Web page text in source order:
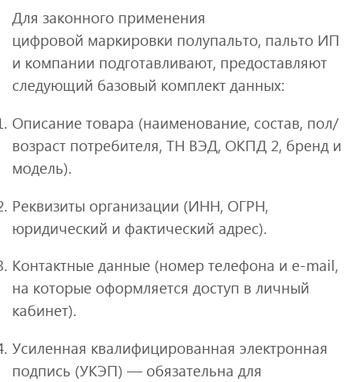
Для законного применения
цифровой маркировки полупальто, пальто ИП
и компании подготавливают, предоставляют
следующий базовый комплект данных:
Описание товара (наименование, состав, пол/
возраст потребителя, ТН ВЭД, ОКПД 2, бренд и
модель).
Реквизиты организации (ИНН, ОГРН,
юридический и фактический адрес).
Контактные данные (номер телефона и e-mail,
на которые оформляется доступ в личный
кабинет).
Усиленная квалифицированная электронная
подпись (УКЭП) — обязательна для